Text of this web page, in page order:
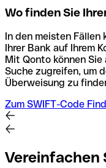
Wo finden Sie
In den meisten Fällen
Ihrer Bank auf Ihrem
Mit Qonto können Sie
Suche zugreifen, um
Überweisung zu
Zum SWIFT-Code
Vereinfachen